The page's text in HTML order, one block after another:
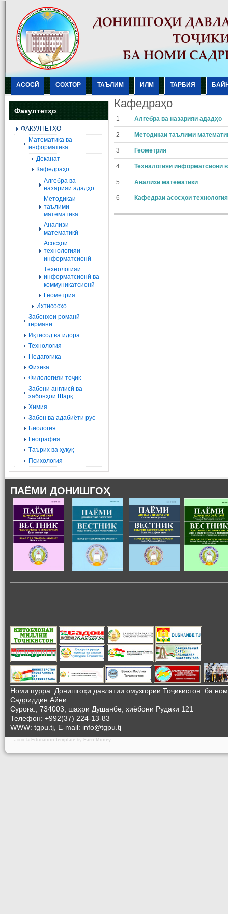
АСОСӢ СОХТОР ТАЪЛИМ ИЛМ ТАРБИЯ
Факултетҳо
ФАКУЛТЕТҲО
Mатематика ва
информатика
Деканат
Кафедраҳо
Алгебра ва
назарияи ададҳо
Методикаи
таълими
математика
Анализи
математикӣ
Асосҳои
технологияи
информатсионӣ
Tехнологияи
информатсионӣ ва
коммуникатсионӣ
Геометрия
Ихтисосҳо
Забонҳои романӣ-
германӣ
Иқтисод ва идора
Технология
Педагогика
Физика
Филологияи тоҷик
Забони англисӣ ва
забонҳои Шарқ
Химия
Забон ва адабиёти рус
Биология
География
Tаърих ва ҳуқуқ
Психология
Кафедраҳо
1 Алгебра ва назарияи ададҳo
2 Методикаи таълими
3 Геометрия
4 Техналогияи информатсионӣ
5 Анализи математикӣ
6 Кафедраи асосҳои
ПАЁМИ ДОНИШГОҲ
Номи пурра: Донишгоҳи давлатии омӯзгории Тоҷикистон ба
Садриддин Айнӣ
Суроға:, 734003, шаҳри Душанбе, хиёбони Рӯдакӣ 121
Телефон: +992(37) 224-13-83
WWW: tgpu.tj, E-mail: info@tgpu.tj
Joomla Education template by Earn Money